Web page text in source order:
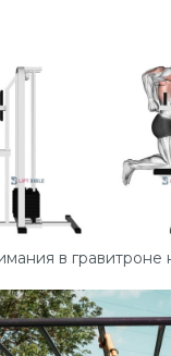
в гравитроне